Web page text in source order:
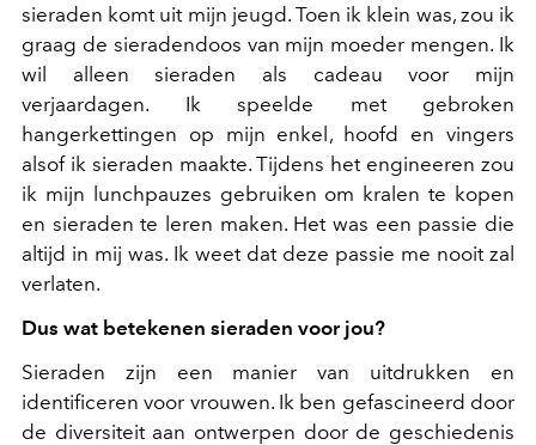
sieraden komt uit mijn jeugd. Toen ik klein was, zou ik
graag de sieradendoos van mijn moeder mengen. Ik
wil alleen sieraden als cadeau voor mijn
verjaardagen. Ik speelde met gebroken
hangerkettingen op mijn enkel, hoofd en vingers
alsof ik sieraden maakte. Tijdens het engineeren zou
ik mijn lunchpauzes gebruiken om kralen te kopen
en sieraden te leren maken. Het was een passie die
altijd in mij was. Ik weet dat deze passie me nooit zal
verlaten.
Dus wat betekenen sieraden voor jou?
Sieraden zijn een manier van uitdrukken en
identificeren voor vrouwen. Ik ben gefascineerd door
de diversiteit aan ontwerpen door de geschiedenis